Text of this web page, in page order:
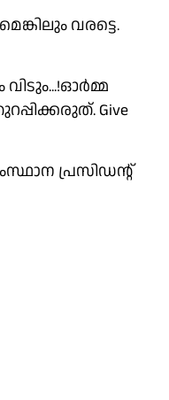
വരട്ടെ.
വിടും...!ഓർമ്മ
Give
പ്രസിഡന്റ്